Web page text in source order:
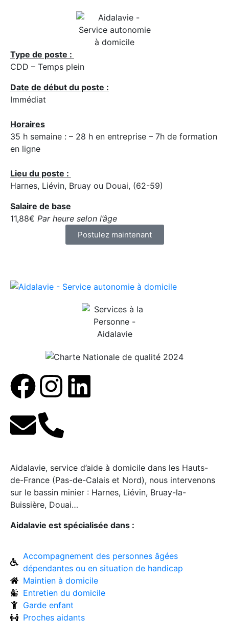
Type de poste :
CDD – Temps plein
Date de début du poste :
Immédiat
Horaires
35 h semaine : – 28 h en entreprise – 7h de formation
en ligne
Lieu du poste :
Harnes, Liévin, Bruay ou Douai, (62-59)
Salaire de base
11,88€ Par heure selon l’âge
Postulez maintenant
Aidalavie, service d’aide à domicile dans les Hauts-
de-France (Pas-de-Calais et Nord), nous intervenons
sur le bassin minier : Harnes, Liévin, Bruay-la-
Buissière, Douai…
Aidalavie est spécialisée dans :
Accompagnement des personnes âgées
dépendantes ou en situation de handicap
Maintien à domicile
Entretien du domicile
Garde enfant
Proches aidants